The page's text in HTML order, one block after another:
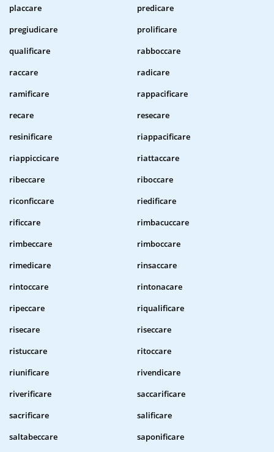
placcare
predicare
pregiudicare
prolificare
qualificare
rabboccare
raccare
radicare
ramificare
rappacificare
recare
resecare
resinificare
riappacificare
riappiccicare
riattaccare
ribeccare
riboccare
riconficcare
riedificare
rificcare
rimbacuccare
rimbeccare
rimboccare
rimedicare
rinsaccare
rintoccare
rintonacare
ripeccare
riqualificare
risecare
riseccare
ristuccare
ritoccare
riunificare
rivendicare
riverificare
saccarificare
sacrificare
salificare
saltabeccare
saponificare